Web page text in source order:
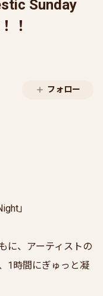
Sunday
！
フォロー
」
に、アーティストの
1時間にぎゅっと凝